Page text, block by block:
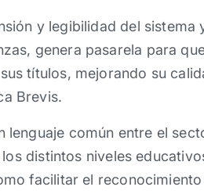
y legibilidad del sistema
genera pasarela para
títulos, mejorando su
Brevis.
lenguaje común entre el
distintos niveles
facilitar el